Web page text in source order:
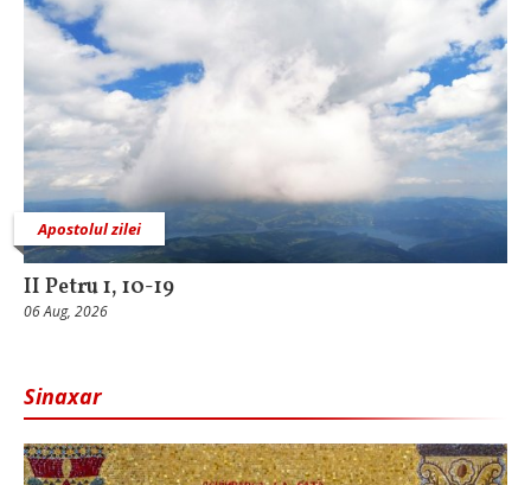
Apostolul zilei
II Petru 1, 10-19
06 Aug, 2026
Sinaxar